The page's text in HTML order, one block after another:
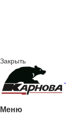
Закрыть
Меню